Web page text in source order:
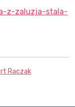
z-zaluzja-stala-
Raczak